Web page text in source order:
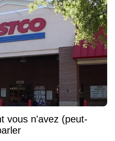
vous n'avez (peut-